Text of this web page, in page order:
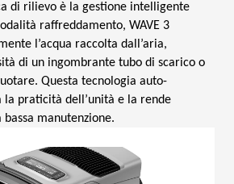
di rilievo è la gestione intelligente
raffreddamento, WAVE 3
l’acqua raccolta dall’aria,
di un ingombrante tubo di scarico o
Questa tecnologia auto-
la praticità dell’unità e la rende
manutenzione.